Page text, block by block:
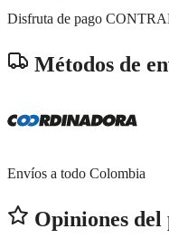
Disfruta de pago
Métodos de
Envíos a todo Colombia
Opiniones